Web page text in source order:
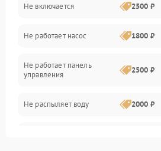
Нагрев
Вода
Гигиена
Программное обеспечение
Не включается 2500 ₽
Не работает насос 1800 ₽
Не работает панель
управления
2500 ₽
Не распыляет воду 2000 ₽